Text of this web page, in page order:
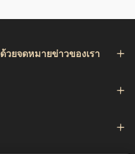
ยจดหมายข่าวของเรา